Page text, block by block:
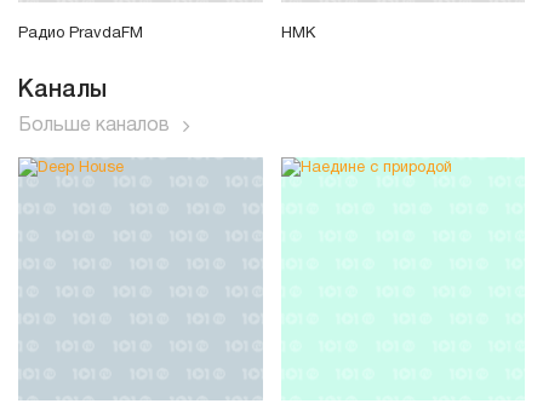
Радио PravdaFM НМК
Каналы
Больше каналов